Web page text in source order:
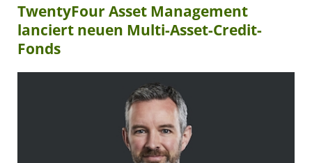
TwentyFour Asset Management
lanciert neuen Multi-Asset-Credit-
Fonds